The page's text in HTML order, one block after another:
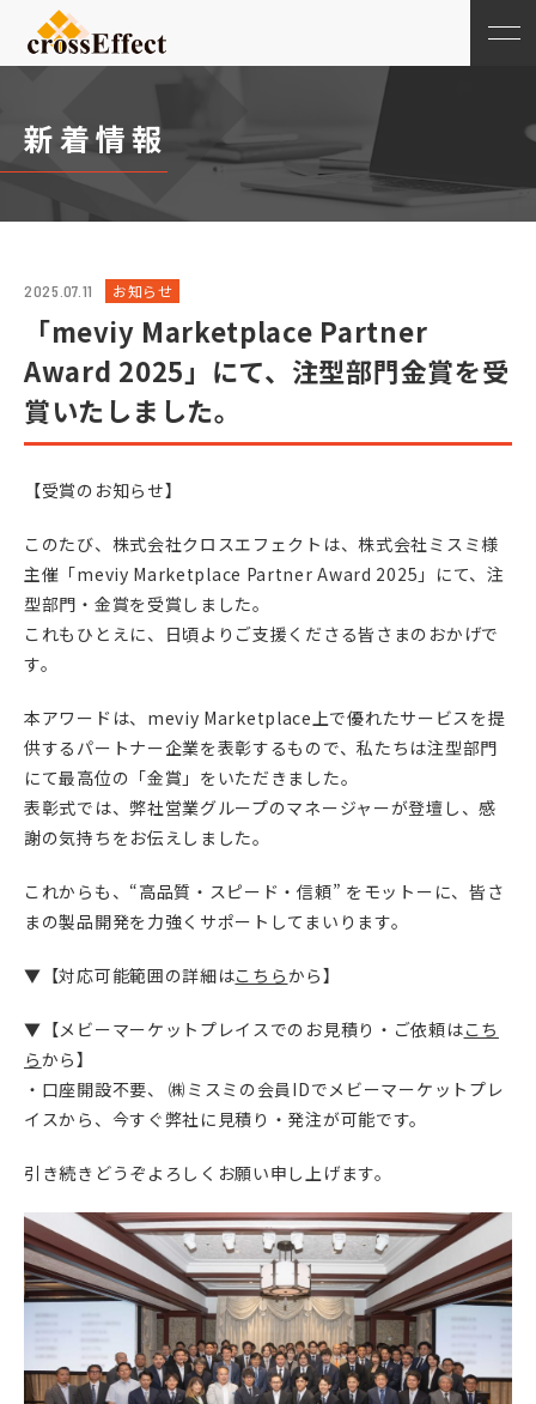
新着情報
2025.07.11 お知らせ
「meviy Marketplace Partner
Award 2025」にて、注型部門金賞を受
賞いたしました。
【受賞のお知らせ】
このたび、株式会社クロスエフェクトは、株式会社ミスミ様
主催「meviy Marketplace Partner Award 2025」にて、注
型部門・金賞を受賞しました。
これもひとえに、日頃よりご支援くださる皆さまのおかげで
す。
本アワードは、meviy Marketplace上で優れたサービスを提
供するパートナー企業を表彰するもので、私たちは注型部門
にて最高位の「金賞」をいただきました。
表彰式では、弊社営業グループのマネージャーが登壇し、感
謝の気持ちをお伝えしました。
これからも、“高品質・スピード・信頼” をモットーに、皆さ
まの製品開発を力強くサポートしてまいります。
▼【対応可能範囲の詳細はこちらから】
▼【メビーマーケットプレイスでのお見積り・ご依頼はこち
らから】
・口座開設不要、 ㈱ミスミの会員IDでメビーマーケットプレ
イスから、今すぐ弊社に見積り・発注が可能です。
引き続きどうぞよろしくお願い申し上げます。